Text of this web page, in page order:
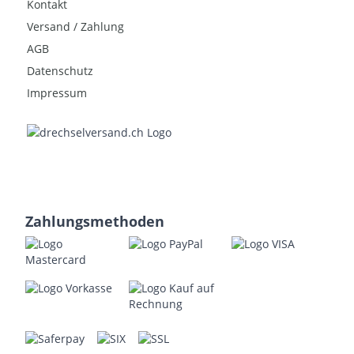
Kontakt
Versand / Zahlung
AGB
Datenschutz
Impressum
Zahlungsmethoden